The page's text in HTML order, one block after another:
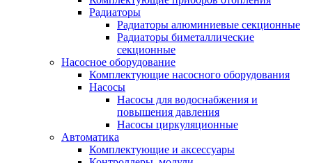
Радиаторы
Радиаторы алюминиевые секционные
Радиаторы биметаллические
секционные
Насосное оборудование
Комплектующие насосного оборудования
Насосы
Насосы для водоснабжения и
повышения давления
Насосы циркуляционные
Автоматика
Комплектующие и аксессуары